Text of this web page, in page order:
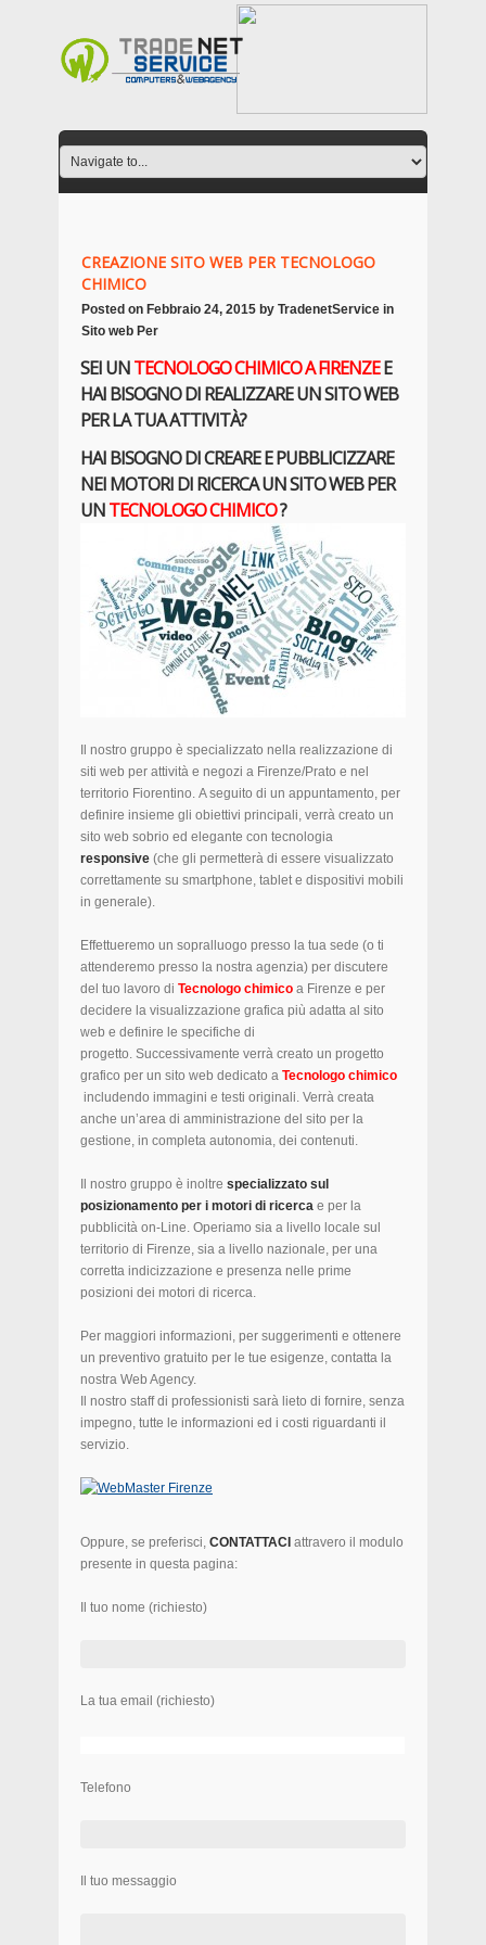
CREAZIONE SITO WEB PER TECNOLOGO
CHIMICO
Posted on Febbraio 24, 2015 by TradenetService in
Sito web Per
SEI UNTECNOLOGO CHIMICOA FIRENZEE
HAI BISOGNO DI REALIZZARE UN SITO WEB
PER LA TUA ATTIVITÀ?
HAI BISOGNO DI CREARE E PUBBLICIZZARE
NEI MOTORI DI RICERCA UN SITO WEB PER
UNTECNOLOGO CHIMICO?
Il nostro gruppo è specializzato nella realizzazione di
siti web per attività e negozi a Firenze/Prato e nel
territorio Fiorentino. A seguito di un appuntamento, per
definire insieme gli obiettivi principali, verrà creato un
sito web sobrio ed elegante con tecnologia
responsive (che gli permetterà di essere visualizzato
correttamente su smartphone, tablet e dispositivi mobili
in generale).
Effettueremo un sopralluogo presso la tua sede (o ti
attenderemo presso la nostra agenzia) per discutere
del tuo lavoro di Tecnologo chimico a Firenze e per
decidere la visualizzazione grafica più adatta al sito
web e definire le specifiche di
progetto. Successivamente verrà creato un progetto
grafico per un sito web dedicato a Tecnologo chimico
includendo immagini e testi originali. Verrà creata
anche un’area di amministrazione del sito per la
gestione, in completa autonomia, dei contenuti.
Il nostro gruppo è inoltre specializzato sul
posizionamento per i motori di ricerca e per la
pubblicità on-Line. Operiamo sia a livello locale sul
territorio di Firenze, sia a livello nazionale, per una
corretta indicizzazione e presenza nelle prime
posizioni dei motori di ricerca.
Per maggiori informazioni, per suggerimenti e ottenere
un preventivo gratuito per le tue esigenze, contatta la
nostra Web Agency.
Il nostro staff di professionisti sarà lieto di fornire, senza
impegno, tutte le informazioni ed i costi riguardanti il
servizio.
Oppure, se preferisci, CONTATTACI attravero il modulo
presente in questa pagina:
Il tuo nome (richiesto)
La tua email (richiesto)
Telefono
Il tuo messaggio